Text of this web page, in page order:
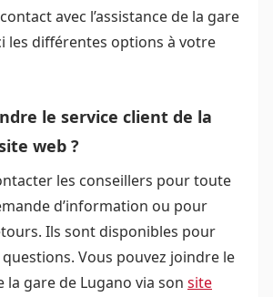
avec l’assistance de la gare
les différentes options à votre
le service client de la
web ?
les conseillers pour toute
d’information ou pour
Ils sont disponibles pour
Vous pouvez joindre le
la gare de Lugano via son site